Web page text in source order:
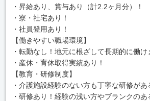
・昇給あり、賞与あり（計2.2ヶ月分）！
・寮・社宅あり！
・社員登用あり！
【働きやすい職場環境】
・転勤なし！地元に根ざして長期的に働け
・産休・育休取得実績あり！
【教育・研修制度】
・介護施設経験のない方も丁寧な研修があ
・研修あり！経験の浅い方やブランクの